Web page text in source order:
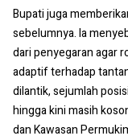
Bupati juga
sebelumnya. Ia
dari penyegaran agar
adaptif terhadap
dilantik, sejumlah
hingga kini masih
dan Kawasan